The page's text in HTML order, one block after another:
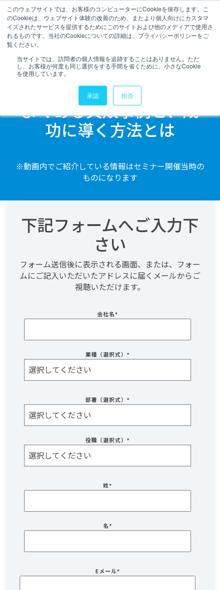
このウェブサイトでは、お客様のコンピューターにCookieを保存します。こ
のCookieは、ウェブサイト体験の改善のため、またより個人向けにカスタマ
イズされたサービスを提供するためにこのサイトおよび他のメディアで使用さ
れるものです。当社のCookieについての詳細は、プライバシーポリシーをご
覧ください。
当サイトでは、訪問者の個人情報を追跡することはありません。ただ
し、お客様が何度も同じ選択をする手間を省くために、小さなCookie
を使用しています。
承認 拒否
【アーカイブ視聴はこちら】
【Snowflakeって何がで
きるの？】
よくある失敗事例と、成
功に導く方法とは
※動画内でご紹介している情報はセミナー開催当時の
ものになります
下記フォームへご入力下
さい
フォーム送信後に表示される画面、または、フォー
ムにご記入いただいたアドレスに届くメールからご
視聴いただけます。
会社名*
業種（選択式） *
部署（選択式） *
役職（選択式） *
姓*
名*
Eメール*